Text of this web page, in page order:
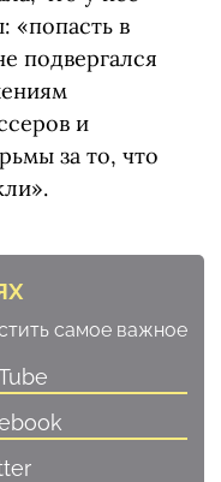
«попасть в
подвергался
и
за то, что
самое важное